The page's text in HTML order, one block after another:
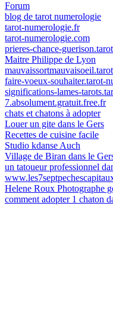
Forum
blog de tarot numerologie
tarot-numerologie.fr
tarot-numerologie.com
prieres-chance-
Maitre Philippe de Lyon
faire-voeux-souhaiter.tarot-
significations-lames-
7.absolument.gratuit.free.fr
chats et chatons à adopter
Louer un gite dans le Gers
Recettes de cuisine facile
Studio kdanse Auch
Village de Biran dans le
un tatoueur professionnel
Helene Roux Photographe
comment adopter 1 chaton